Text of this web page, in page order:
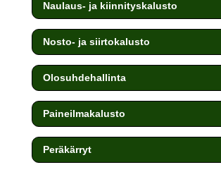
Naulaus- ja kiinnityskalusto
Nosto- ja siirtokalusto
Olosuhdehallinta
Paineilmakalusto
Peräkärryt